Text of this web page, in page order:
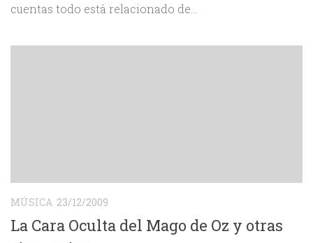
cuentas todo está relacionado de...
MÚSICA 23/12/2009
La Cara Oculta del Mago de Oz y otras